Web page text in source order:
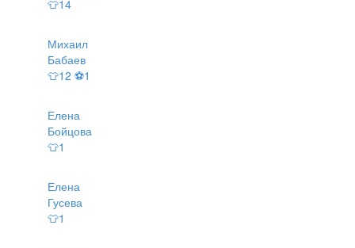
👕14
Михаил
Бабаев
👕12 ⚽1
Елена
Бойцова
👕1
Елена
Гусева
👕1